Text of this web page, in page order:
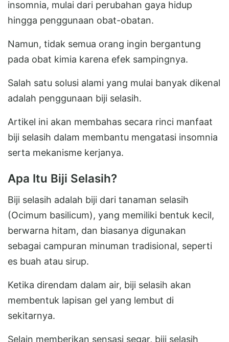
insomnia, mulai dari perubahan gaya hidup
hingga penggunaan obat-obatan.
Namun, tidak semua orang ingin bergantung
pada obat kimia karena efek sampingnya.
Salah satu solusi alami yang mulai banyak dikenal
adalah penggunaan biji selasih.
Artikel ini akan membahas secara rinci manfaat
biji selasih dalam membantu mengatasi insomnia
serta mekanisme kerjanya.
Apa Itu Biji Selasih?
Biji selasih adalah biji dari tanaman selasih
(Ocimum basilicum), yang memiliki bentuk kecil,
berwarna hitam, dan biasanya digunakan
sebagai campuran minuman tradisional, seperti
es buah atau sirup.
Ketika direndam dalam air, biji selasih akan
membentuk lapisan gel yang lembut di
sekitarnya.
Selain memberikan sensasi segar, biji selasih